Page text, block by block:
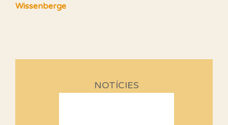
Wissenberge
NOTÍCIES